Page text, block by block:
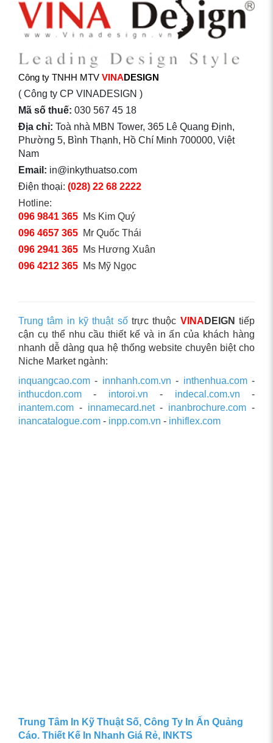
Công ty TNHH MTV VINADESIGN
( Công ty CP VINADESIGN )
Mã số thuế: 030 567 45 18
Địa chỉ: Toà nhà MBN Tower, 365 Lê Quang Định,
Phường 5, Bình Thạnh, Hồ Chí Minh 700000, Việt
Nam
Email: in@inkythuatso.com
Điện thoại: (028) 22 68 2222
Hotline:
096 9841 365 Ms Kim Quý
096 4657 365 Mr Quốc Thái
096 2941 365 Ms Hương Xuân
096 4212 365 Ms Mỹ Ngọc
Trung tâm in kỹ thuật sốtrực thuộc VINA DEIGN tiếp
cận cụ thể nhu cầu thiết kế và in ấn của khách hàng
nhanh dễ dàng qua hệ thống website chuyên biệt cho
Niche Market ngành:
inquangcao.com - innhanh.com.vn - inthenhua.com-
inthucdon.com - intoroi.vn - indecal.com.vn -
inantem.com - innamecard.net- inanbrochure.com -
inancatalogue.com - inpp.com.vn - inhiflex.com
Trung Tâm In Kỹ Thuật Số, Công Ty In Ấn Quảng
Cáo. Thiết Kế In Nhanh Giá Rẻ, INKTS